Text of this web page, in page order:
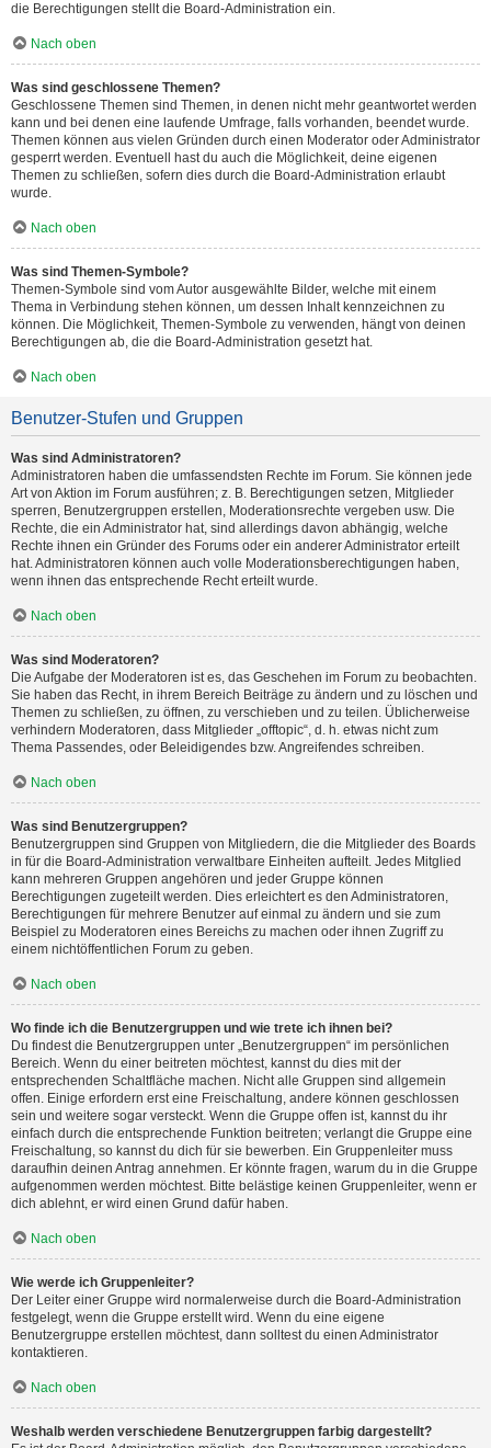
die Berechtigungen stellt die Board-Administration ein.
Nach oben
Was sind geschlossene Themen?
Geschlossene Themen sind Themen, in denen nicht mehr geantwortet werden
kann und bei denen eine laufende Umfrage, falls vorhanden, beendet wurde.
Themen können aus vielen Gründen durch einen Moderator oder Administrator
gesperrt werden. Eventuell hast du auch die Möglichkeit, deine eigenen
Themen zu schließen, sofern dies durch die Board-Administration erlaubt
wurde.
Nach oben
Was sind Themen-Symbole?
Themen-Symbole sind vom Autor ausgewählte Bilder, welche mit einem
Thema in Verbindung stehen können, um dessen Inhalt kennzeichnen zu
können. Die Möglichkeit, Themen-Symbole zu verwenden, hängt von deinen
Berechtigungen ab, die die Board-Administration gesetzt hat.
Nach oben
Benutzer-Stufen und Gruppen
Was sind Administratoren?
Administratoren haben die umfassendsten Rechte im Forum. Sie können jede
Art von Aktion im Forum ausführen; z. B. Berechtigungen setzen, Mitglieder
sperren, Benutzergruppen erstellen, Moderationsrechte vergeben usw. Die
Rechte, die ein Administrator hat, sind allerdings davon abhängig, welche
Rechte ihnen ein Gründer des Forums oder ein anderer Administrator erteilt
hat. Administratoren können auch volle Moderationsberechtigungen haben,
wenn ihnen das entsprechende Recht erteilt wurde.
Nach oben
Was sind Moderatoren?
Die Aufgabe der Moderatoren ist es, das Geschehen im Forum zu beobachten.
Sie haben das Recht, in ihrem Bereich Beiträge zu ändern und zu löschen und
Themen zu schließen, zu öffnen, zu verschieben und zu teilen. Üblicherweise
verhindern Moderatoren, dass Mitglieder „offtopic“, d. h. etwas nicht zum
Thema Passendes, oder Beleidigendes bzw. Angreifendes schreiben.
Nach oben
Was sind Benutzergruppen?
Benutzergruppen sind Gruppen von Mitgliedern, die die Mitglieder des Boards
in für die Board-Administration verwaltbare Einheiten aufteilt. Jedes Mitglied
kann mehreren Gruppen angehören und jeder Gruppe können
Berechtigungen zugeteilt werden. Dies erleichtert es den Administratoren,
Berechtigungen für mehrere Benutzer auf einmal zu ändern und sie zum
Beispiel zu Moderatoren eines Bereichs zu machen oder ihnen Zugriff zu
einem nichtöffentlichen Forum zu geben.
Nach oben
Wo finde ich die Benutzergruppen und wie trete ich ihnen bei?
Du findest die Benutzergruppen unter „Benutzergruppen“ im persönlichen
Bereich. Wenn du einer beitreten möchtest, kannst du dies mit der
entsprechenden Schaltfläche machen. Nicht alle Gruppen sind allgemein
offen. Einige erfordern erst eine Freischaltung, andere können geschlossen
sein und weitere sogar versteckt. Wenn die Gruppe offen ist, kannst du ihr
einfach durch die entsprechende Funktion beitreten; verlangt die Gruppe eine
Freischaltung, so kannst du dich für sie bewerben. Ein Gruppenleiter muss
daraufhin deinen Antrag annehmen. Er könnte fragen, warum du in die Gruppe
aufgenommen werden möchtest. Bitte belästige keinen Gruppenleiter, wenn er
dich ablehnt, er wird einen Grund dafür haben.
Nach oben
Wie werde ich Gruppenleiter?
Der Leiter einer Gruppe wird normalerweise durch die Board-Administration
festgelegt, wenn die Gruppe erstellt wird. Wenn du eine eigene
Benutzergruppe erstellen möchtest, dann solltest du einen Administrator
kontaktieren.
Nach oben
Weshalb werden verschiedene Benutzergruppen farbig dargestellt?